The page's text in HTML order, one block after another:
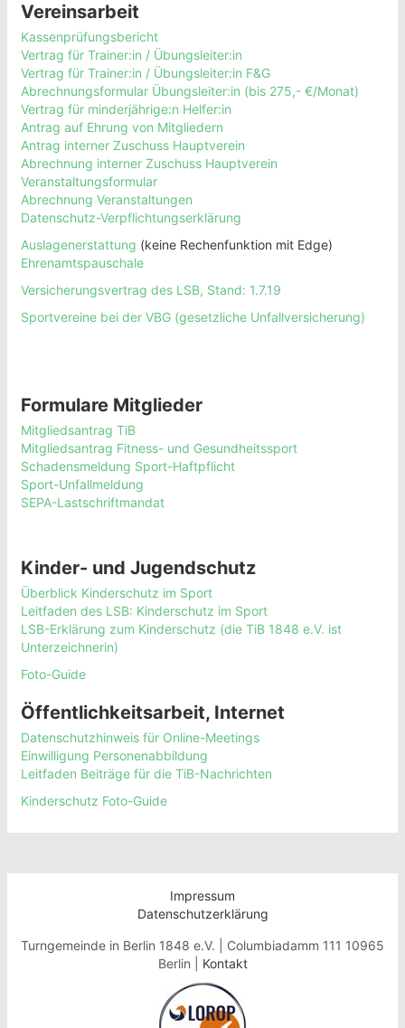
Vereinsarbeit
Kassenprüfungsbericht
Vertrag für Trainer:in / Übungsleiter:in
Vertrag für Trainer:in / Übungsleiter:in F&G
Abrechnungsformular Übungsleiter:in (bis 275,- €/Monat)
Vertrag für minderjährige:n Helfer:in
Antrag auf Ehrung von Mitgliedern
Antrag interner Zuschuss Hauptverein
Abrechnung interner Zuschuss Hauptverein
Veranstaltungsformular
Abrechnung Veranstaltungen
Datenschutz-Verpflichtungserklärung
Auslagenerstattung (keine Rechenfunktion mit Edge)
Ehrenamtspauschale
Versicherungsvertrag des LSB, Stand: 1.7.19
Sportvereine bei der VBG (gesetzliche Unfallversicherung)
Formulare Mitglieder
Mitgliedsantrag TiB
Mitgliedsantrag Fitness- und Gesundheitssport
Schadensmeldung Sport-Haftpflicht
Sport-Unfallmeldung
SEPA-Lastschriftmandat
Kinder- und Jugendschutz
Überblick Kinderschutz im Sport
Leitfaden des LSB: Kinderschutz im Sport
LSB-Erklärung zum Kinderschutz (die TiB 1848 e.V. ist
Unterzeichnerin)
Foto-Guide
Öffentlichkeitsarbeit, Internet
Datenschutzhinweis für Online-Meetings
Einwilligung Personenabbildung
Leitfaden Beiträge für die TiB-Nachrichten
Kinderschutz Foto-Guide
Impressum
Datenschutzerklärung
Turngemeinde in Berlin 1848 e.V. | Columbiadamm 111 10965
Berlin | Kontakt